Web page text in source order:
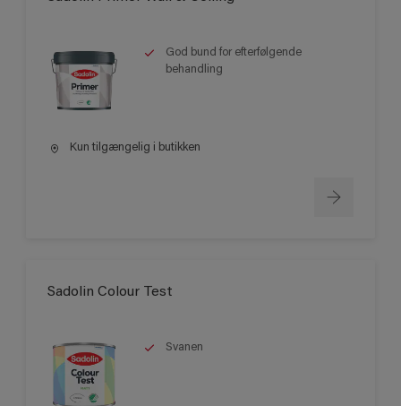
God bund for efterfølgende
behandling
Kun tilgængelig i butikken
Sadolin Colour Test
Svanen